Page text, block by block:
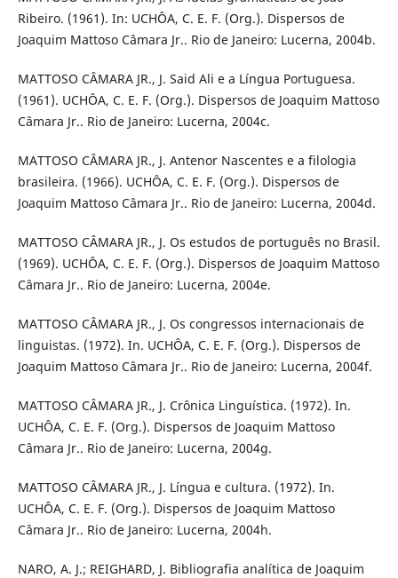
Ribeiro. (1961). In: UCHÔA, C. E. F. (Org.). Dispersos de
Joaquim Mattoso Câmara Jr.. Rio de Janeiro: Lucerna, 2004b.
MATTOSO CÂMARA JR., J. Said Ali e a Língua Portuguesa.
(1961). UCHÔA, C. E. F. (Org.). Dispersos de Joaquim Mattoso
Câmara Jr.. Rio de Janeiro: Lucerna, 2004c.
MATTOSO CÂMARA JR., J. Antenor Nascentes e a filologia
brasileira. (1966). UCHÔA, C. E. F. (Org.). Dispersos de
Joaquim Mattoso Câmara Jr.. Rio de Janeiro: Lucerna, 2004d.
MATTOSO CÂMARA JR., J. Os estudos de português no Brasil.
(1969). UCHÔA, C. E. F. (Org.). Dispersos de Joaquim Mattoso
Câmara Jr.. Rio de Janeiro: Lucerna, 2004e.
MATTOSO CÂMARA JR., J. Os congressos internacionais de
linguistas. (1972). In. UCHÔA, C. E. F. (Org.). Dispersos de
Joaquim Mattoso Câmara Jr.. Rio de Janeiro: Lucerna, 2004f.
MATTOSO CÂMARA JR., J. Crônica Linguística. (1972). In.
UCHÔA, C. E. F. (Org.). Dispersos de Joaquim Mattoso
Câmara Jr.. Rio de Janeiro: Lucerna, 2004g.
MATTOSO CÂMARA JR., J. Língua e cultura. (1972). In.
UCHÔA, C. E. F. (Org.). Dispersos de Joaquim Mattoso
Câmara Jr.. Rio de Janeiro: Lucerna, 2004h.
NARO, A. J.; REIGHARD, J. Bibliografia analítica de Joaquim